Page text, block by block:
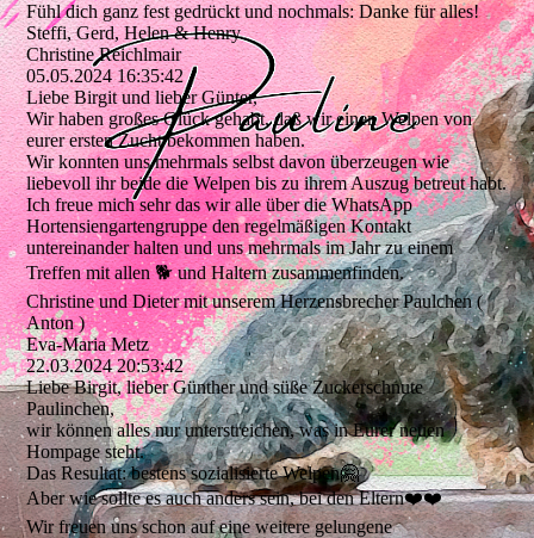
Fühl dich ganz fest gedrückt und nochmals: Danke für alles!
Steffi, Gerd, Helen & Henry
Christine Reichlmair
05.05.2024 16:35:42
Liebe Birgit und lieber Günter,
Wir haben großes Glück gehabt, daß wir einen Welpen von
eurer ersten Zucht bekommen haben.
Wir konnten uns mehrmals selbst davon überzeugen wie
liebevoll ihr beide die Welpen bis zu ihrem Auszug betreut habt.
Ich freue mich sehr das wir alle über die WhatsApp
Hortensiengartengruppe den regelmäßigen Kontakt
untereinander halten und uns mehrmals im Jahr zu einem
Treffen mit allen 🐕 und Haltern zusammenfinden.
Christine und Dieter mit unserem Herzensbrecher Paulchen (
Anton )
Eva-Maria Metz
22.03.2024 20:53:42
Liebe Birgit, lieber Günther und süße Zuckerschnute
Paulinchen,
wir können alles nur unterstreichen, was in Eurer neuen
Hompage steht.
Das Resultat: bestens sozialisierte Welpen🤗
Aber wie sollte es auch anders sein, bei den Eltern❤️❤️
Wir freuen uns schon auf eine weitere gelungene